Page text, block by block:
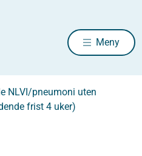
Meny
NLVI/pneumoni uten
frist 4 uker)